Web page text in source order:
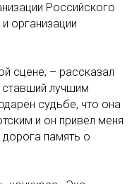
Российского
организации
сцене, – рассказал
лучшим
судьбе, что она
и он привел меня
память о